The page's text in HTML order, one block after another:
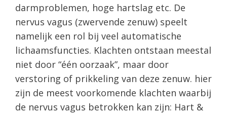
darmproblemen, hoge hartslag etc. De
nervus vagus (zwervende zenuw) speelt
namelijk een rol bij veel automatische
lichaamsfuncties. Klachten ontstaan meestal
niet door “één oorzaak”, maar door
verstoring of prikkeling van deze zenuw. hier
zijn de meest voorkomende klachten waarbij
de nervus vagus betrokken kan zijn: Hart &